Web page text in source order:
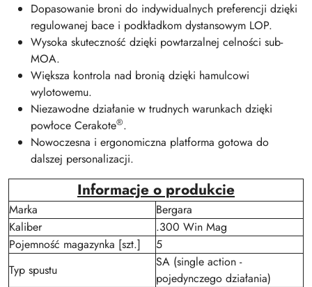
Dopasowanie broni do indywidualnych preferencji dzięki
regulowanej bace i podkładkom dystansowym LOP.
Wysoka skuteczność dzięki powtarzalnej celności sub-
MOA.
Większa kontrola nad bronią dzięki hamulcowi
wylotowemu.
Niezawodne działanie w trudnych warunkach dzięki
powłoce Cerakote®.
Nowoczesna i ergonomiczna platforma gotowa do
dalszej personalizacji.
Informacje o produkcie
Marka
Bergara
Kaliber
.300 Win Mag
Pojemność magazynka [szt.]
5
Typ spustu
SA (single action -
pojedynczego działania)